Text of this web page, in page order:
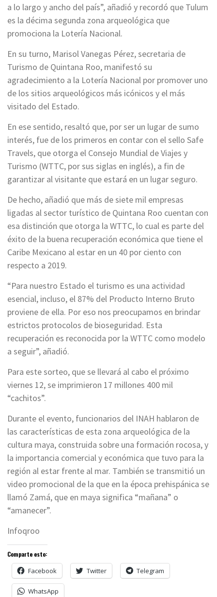
a lo largo y ancho del país”, añadió y recordó que Tulum
es la décima segunda zona arqueológica que
promociona la Lotería Nacional.
En su turno, Marisol Vanegas Pérez, secretaria de
Turismo de Quintana Roo, manifestó su
agradecimiento a la Lotería Nacional por promover uno
de los sitios arqueológicos más icónicos y el más
visitado del Estado.
En ese sentido, resaltó que, por ser un lugar de sumo
interés, fue de los primeros en contar con el sello Safe
Travels, que otorga el Consejo Mundial de Viajes y
Turismo (WTTC, por sus siglas en inglés), a fin de
garantizar al visitante que estará en un lugar seguro.
De hecho, añadió que más de siete mil empresas
ligadas al sector turístico de Quintana Roo cuentan con
esa distinción que otorga la WTTC, lo cual es parte del
éxito de la buena recuperación económica que tiene el
Caribe Mexicano al estar en un 40 por ciento con
respecto a 2019.
“Para nuestro Estado el turismo es una actividad
esencial, incluso, el 87% del Producto Interno Bruto
proviene de ella. Por eso nos preocupamos en brindar
estrictos protocolos de bioseguridad. Esta
recuperación es reconocida por la WTTC como modelo
a seguir”, añadió.
Para este sorteo, que se llevará al cabo el próximo
viernes 12, se imprimieron 17 millones 400 mil
“cachitos”.
Durante el evento, funcionarios del INAH hablaron de
las características de esta zona arqueológica de la
cultura maya, construida sobre una formación rocosa, y
la importancia comercial y económica que tuvo para la
región al estar frente al mar. También se transmitió un
video promocional de la que en la época prehispánica se
llamó Zamá, que en maya significa “mañana” o
“amanecer”.
Infoqroo
Comparte esto:
Facebook Twitter Telegram
WhatsApp